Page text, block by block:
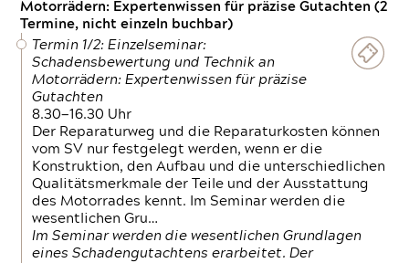
Motorrädern: Expertenwissen für präzise Gutachten (2
Termine, nicht einzeln buchbar)
Termin 1/2: Einzelseminar:
Schadensbewertung und Technik an
Motorrädern: Expertenwissen für präzise
Gutachten
8.30—16.30 Uhr
Der Reparaturweg und die Reparaturkosten können
vom SV nur festgelegt werden, wenn er die
Konstruktion, den Aufbau und die unterschiedlichen
Qualitätsmerkmale der Teile und der Ausstattung
des Motorrades kennt. Im Seminar werden die
wesentlichen Gru…
Im Seminar werden die wesentlichen Grundlagen
eines Schadengutachtens erarbeitet. Der